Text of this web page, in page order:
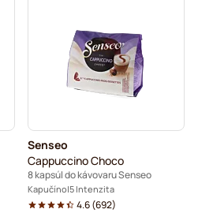
Senseo
Cappuccino Choco
8 kapsúl do kávovaru Senseo
Kapučíno 5 Intenzita
4.6(692)